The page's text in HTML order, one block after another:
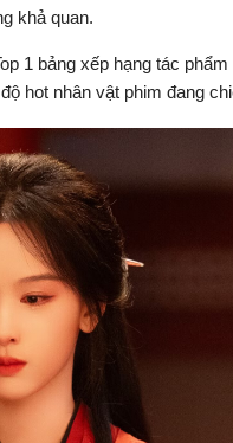
khả quan.
1 bảng xếp hạng tác
hot nhân vật phim đang